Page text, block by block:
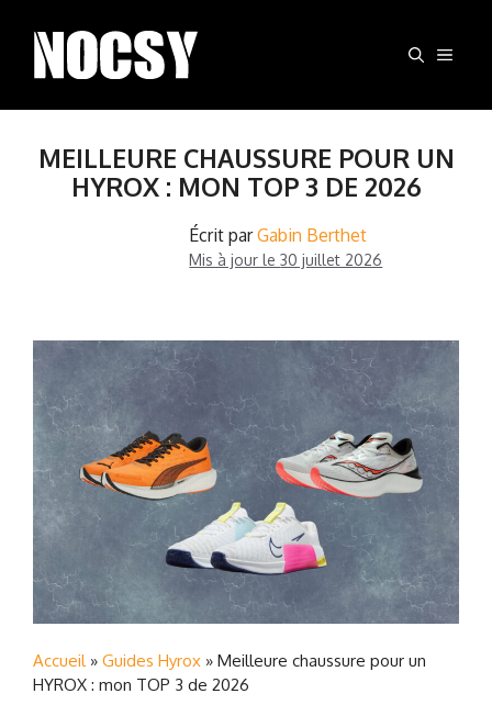
contenu
MEILLEURE CHAUSSURE POUR UN
HYROX : MON TOP 3 DE 2026
Écrit parGabin Berthet
Mis à jour le30 juillet 2026
Accueil » Guides Hyrox » Meilleure chaussure pour un
HYROX : mon TOP 3 de 2026